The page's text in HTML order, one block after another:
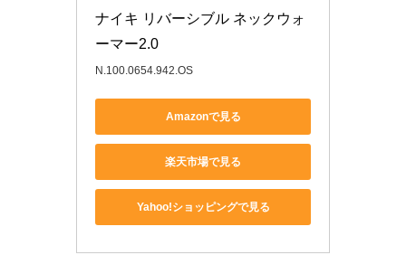
ナイキ リバーシブル ネックウォ
ーマー2.0
N.100.0654.942.OS
Amazonで見る
楽天市場で見る
Yahoo!ショッピングで見る